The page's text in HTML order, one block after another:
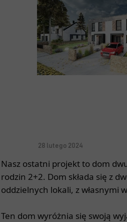
28 lutego 2024
Nasz ostatni projekt to dom
rodzin 2+2. Dom składa się z
oddzielnych lokali, z własnymi
Ten dom wyróżnia się swoją